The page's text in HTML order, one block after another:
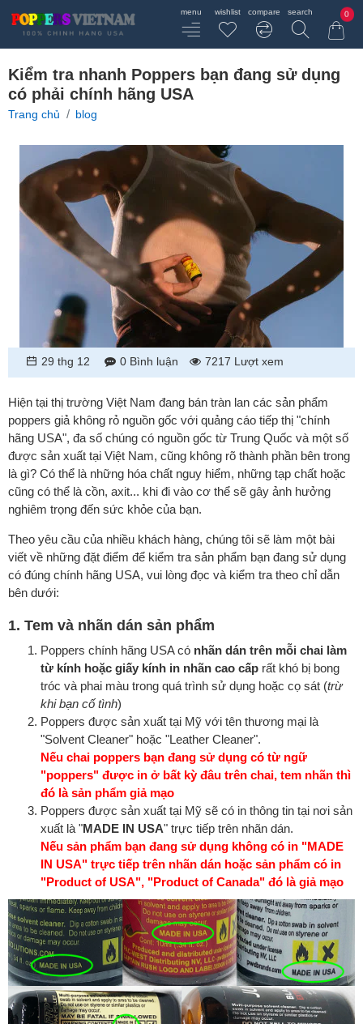
0
Kiểm tra nhanh Poppers bạn đang sử dụng
có phải chính hãng USA
Trang chủ home
blog
29 thg 12 0 Bình luận 7217 Lượt xem
Hiện tại thị trường Việt Nam đang bán tràn lan các sản phẩm
poppers giả không rỏ nguồn gốc với quảng cáo tiếp thị "chính
hãng USA", đa số chúng có nguồn gốc từ Trung Quốc và một số
được sản xuất tại Việt Nam, cũng không rõ thành phần bên trong
là gì? Có thể là những hóa chất nguy hiểm, những tạp chất hoặc
cũng có thể là cồn, axit... khi đi vào cơ thể sẽ gây ảnh hưởng
nghiêm trọng đến sức khỏe của bạn.
Theo yêu cầu của nhiều khách hàng, chúng tôi sẽ làm một bài
viết về những đặt điểm để kiểm tra sản phẩm bạn đang sử dụng
có đúng chính hãng USA, vui lòng đọc và kiểm tra theo chỉ dẫn
bên dưới:
1. Tem và nhãn dán sản phẩm
Poppers chính hãng USA có nhãn dán trên mỗi chai làm
từ kính hoặc giấy kính in nhãn cao cấp rất khó bị bong
tróc và phai màu trong quá trình sử dụng hoặc cọ sát (trừ
khi bạn cố tình)
Poppers được sản xuất tại Mỹ với tên thương mại là
"Solvent Cleaner" hoặc "Leather Cleaner".
Nếu chai poppers bạn đang sử dụng có từ ngữ
"poppers" được in ở bất kỳ đâu trên chai, tem nhãn thì
đó là sản phẩm giả mạo
Poppers được sản xuất tại Mỹ sẽ có in thông tin tại nơi sản
xuất là "MADE IN USA" trực tiếp trên nhãn dán.
Nếu sản phẩm bạn đang sử dụng không có in "MADE
IN USA" trực tiếp trên nhãn dán hoặc sản phẩm có in
"Product of USA", "Product of Canada" đó là giả mạo